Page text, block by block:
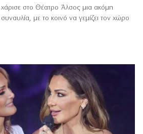
στο Θέατρο Άλσος μια ακόμη
συναυλία, με το κοινό να γεμίζει τον χώρο